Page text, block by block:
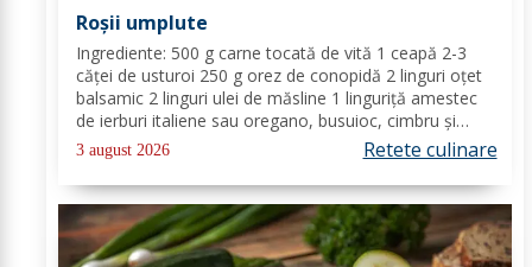
Roșii umplute
Ingrediente: 500 g carne tocată de vită 1 ceapă 2-3
căței de usturoi 250 g orez de conopidă 2 linguri oțet
balsamic 2 linguri ulei de măsline 1 linguriță amestec
de ierburi italiene sau oregano, busuioc, cimbru și
rozmarin uscate sare de mare piper negru Mod de
preparare: Se încălzește cuptorul la...
3 august 2026 Retete culinare